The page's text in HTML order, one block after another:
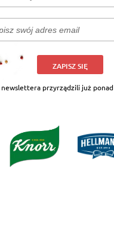
ZAPISZ SIĘ
przyrządzili już ponad